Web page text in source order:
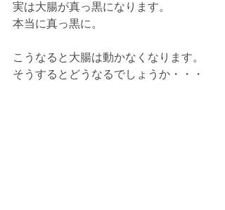
実は大腸が真っ黒になります。
本当に真っ黒に。
こうなると大腸は動かなくなります。
そうするとどうなるでしょうか・・・